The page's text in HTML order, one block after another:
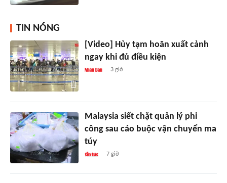
TIN NÓNG
[Video] Hủy tạm hoãn xuất cảnh
ngay khi đủ điều kiện
3 giờ
Malaysia siết chặt quản lý phi
công sau cáo buộc vận chuyển ma
túy
7 giờ